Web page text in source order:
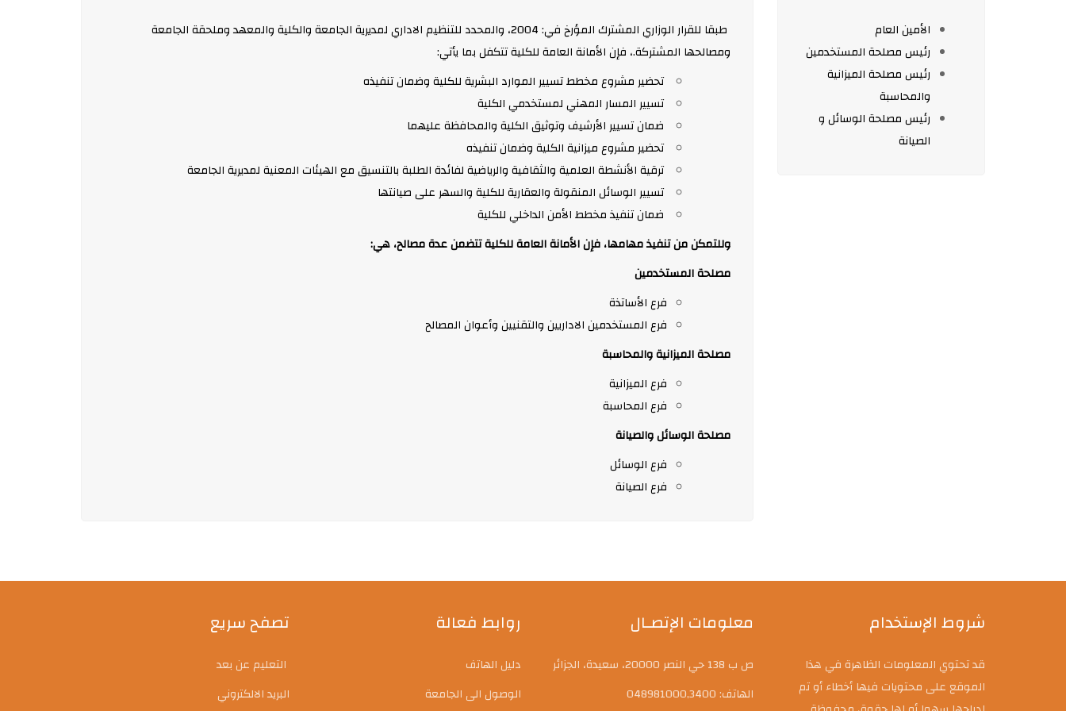
طبقا للقرار الوزاري المشترك المؤرخ في: 2004، والمحدد للتنظيم الاداري لمديرية الجامعة والكلية والمعهد وملحقة الجامعة
ومصالحها المشتركة.، فإن الأمانة العامة للكلية تتكفل بما يأتي:
تحضير مشروع مخطط تسيير الموارد البشرية للكلية وضمان تنفيذه
تسيير المسار المهني لمستخدمي الكلية
ضمان تسيير الأرشيف وتوثيق الكلية والمحافظة عليهما
تحضير مشروع ميزانية الكلية وضمان تنفيذه
ترقية الأنشطة العلمية والثقافية والرياضية لفائدة الطلبة بالتنسيق مع الهيئات المعنية لمديرية الجامعة
تسيير الوسائل المنقولة والعقارية للكلية والسهر على صيانتها
ضمان تنفيذ مخطط الأمن الداخلي للكلية
وللتمكن من تنفيذ مهامها، فإن الأمانة العامة للكلية تتضمن عدة مصالح، هي:
مصلحة المستخدمين
فرع الأساتذة
فرع المستخدمين الاداريين والتقنيين وأعوان المصالح
مصلحة الميزانية والمحاسبة
فرع الميزانية
فرع المحاسبة
مصلحة الوسائل والصيانة
فرع الوسائل
فرع الصيانة
الأمين العام
رئيس مصلحة المستخدمين
رئيس مصلحة الميزانية
والمحاسبة
رئيس مصلحة الوسائل و
الصيانة
تصفح سريع
التعليم عن بعد
البريد الالكتروني
روابط فعالة
دليل الهاتف
الوصول الى الجامعة
معلومات الإتصـال
ص ب 138 حي النصر 20000، سعيدة، الجزائر
الهاتف: 048981000,3400
شروط الإستخدام
قد تحتوي المعلومات الظاهرة في هذا
الموقع على محتويات فيها أخطاء أو تم